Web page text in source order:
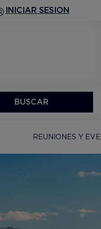
INICIAR SESION
BUSCAR
REUNIONES Y